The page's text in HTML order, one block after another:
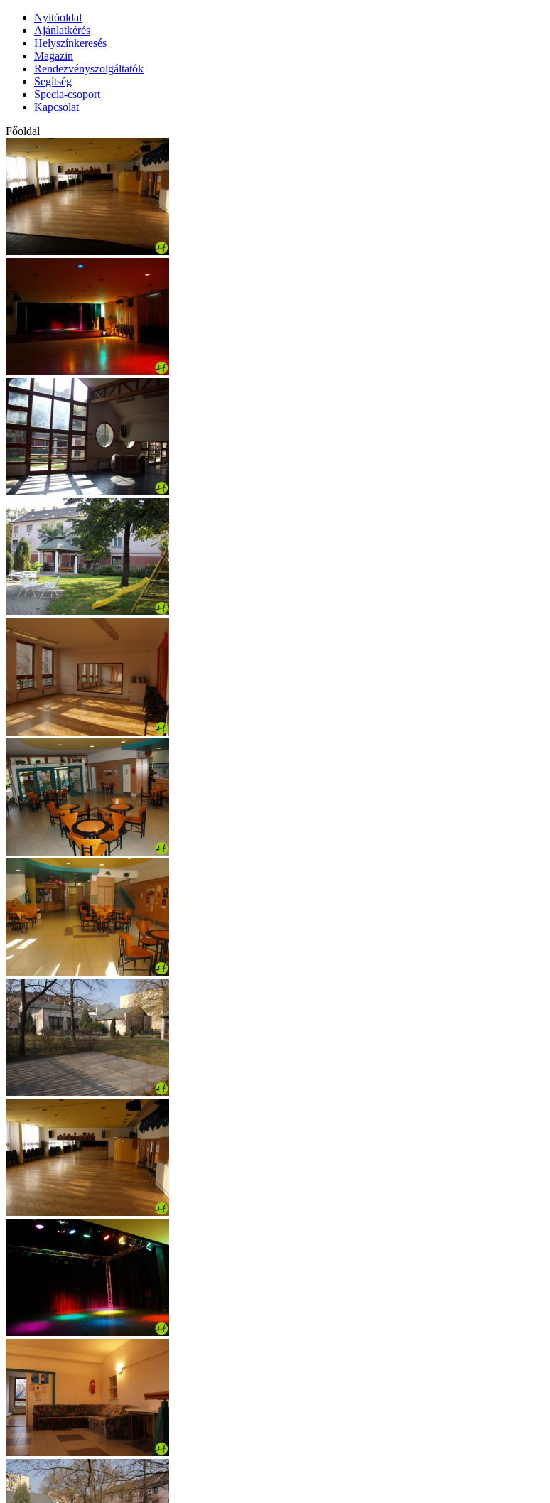
Nyitóoldal
Ajánlatkérés
Helyszínkeresés
Magazin
Rendezvényszolgáltatók
Segítség
Specia-csoport
Kapcsolat
Főoldal